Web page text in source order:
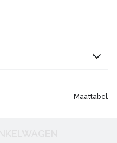
Maattabel